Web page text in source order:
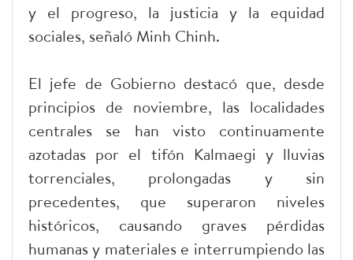
y el progreso, la justicia y la equidad
sociales, señaló Minh Chinh.
El jefe de Gobierno destacó que, desde
principios de noviembre, las localidades
centrales se han visto continuamente
azotadas por el tifón Kalmaegi y lluvias
torrenciales, prolongadas y sin
precedentes, que superaron niveles
históricos, causando graves pérdidas
humanas y materiales e interrumpiendo las